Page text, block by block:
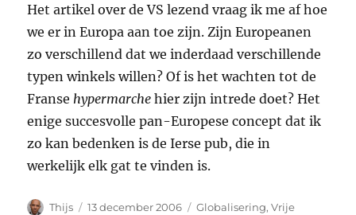
Het artikel over de VS lezend vraag ik me af hoe
we er in Europa aan toe zijn. Zijn Europeanen
zo verschillend dat we inderdaad verschillende
typen winkels willen? Of is het wachten tot de
Franse hypermarchehier zijn intrede doet? Het
enige succesvolle pan-Europese concept dat ik
zo kan bedenken is de Ierse pub, die in
werkelijk elk gat te vinden is.
Auteur
Thijs
Geplaatst
13 december 2006 Categorieën
Globalisering,Vrije